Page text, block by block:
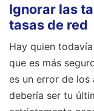
Ignorar las
tasas de red
Hay quien
que es más
es un error de los
debería ser tu